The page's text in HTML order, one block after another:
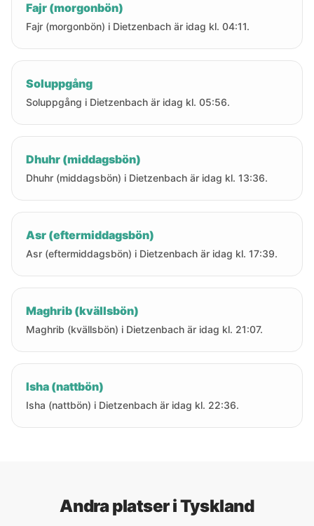
Fajr (morgonbön)
Fajr (morgonbön) i Dietzenbach är idag kl. 04:11.
Soluppgång
Soluppgång i Dietzenbach är idag kl. 05:56.
Dhuhr (middagsbön)
Dhuhr (middagsbön) i Dietzenbach är idag kl. 13:36.
Asr (eftermiddagsbön)
Asr (eftermiddagsbön) i Dietzenbach är idag kl. 17:39.
Maghrib (kvällsbön)
Maghrib (kvällsbön) i Dietzenbach är idag kl. 21:07.
Isha (nattbön)
Isha (nattbön) i Dietzenbach är idag kl. 22:36.
Andra platser i Tyskland